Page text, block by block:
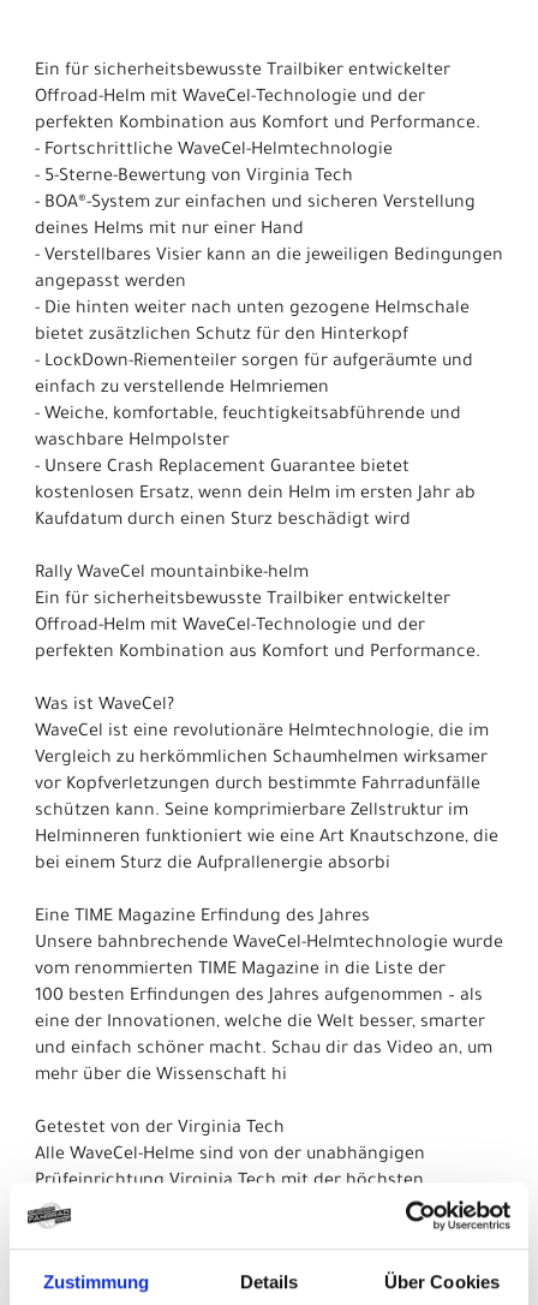
Zustimmung Details Über Cookies
Ein für sicherheitsbewusste Trailbiker entwickelter
Offroad-Helm mit WaveCel-Technologie und der
perfekten Kombination aus Komfort und Performance.
- Fortschrittliche WaveCel-Helmtechnologie
- 5-Sterne-Bewertung von Virginia Tech
- BOA®-System zur einfachen und sicheren Verstellung
deines Helms mit nur einer Hand
- Verstellbares Visier kann an die jeweiligen Bedingungen
angepasst werden
- Die hinten weiter nach unten gezogene Helmschale
bietet zusätzlichen Schutz für den Hinterkopf
- LockDown-Riementeiler sorgen für aufgeräumte und
einfach zu verstellende Helmriemen
- Weiche, komfortable, feuchtigkeitsabführende und
waschbare Helmpolster
- Unsere Crash Replacement Guarantee bietet
kostenlosen Ersatz, wenn dein Helm im ersten Jahr ab
Kaufdatum durch einen Sturz beschädigt wird
Rally WaveCel mountainbike-helm
Ein für sicherheitsbewusste Trailbiker entwickelter
Offroad-Helm mit WaveCel-Technologie und der
perfekten Kombination aus Komfort und Performance.
Was ist WaveCel?
WaveCel ist eine revolutionäre Helmtechnologie, die im
Vergleich zu herkömmlichen Schaumhelmen wirksamer
vor Kopfverletzungen durch bestimmte Fahrradunfälle
schützen kann. Seine komprimierbare Zellstruktur im
Helminneren funktioniert wie eine Art Knautschzone, die
bei einem Sturz die Aufprallenergie absorbi
Eine TIME Magazine Erfindung des Jahres
Unsere bahnbrechende WaveCel-Helmtechnologie wurde
vom renommierten TIME Magazine in die Liste der
100 besten Erfindungen des Jahres aufgenommen – als
eine der Innovationen, welche die Welt besser, smarter
und einfach schöner macht. Schau dir das Video an, um
mehr über die Wissenschaft hi
Getestet von der Virginia Tech
Alle WaveCel-Helme sind von der unabhängigen
Prüfeinrichtung Virginia Tech mit der höchsten
Bewertung ausgezeichnet worden. Diese objektive
Prüfung beweist, dass Bontragers WaveCel-Helme mit
Schutz bieten.